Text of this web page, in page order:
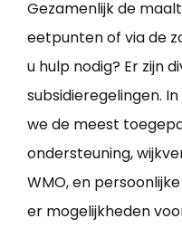
Gezamenlijk de
eetpunten of via de
u hulp nodig? Er zijn
subsidieregelingen.
we de meest
ondersteuning,
WMO, en
er mogelijkheden